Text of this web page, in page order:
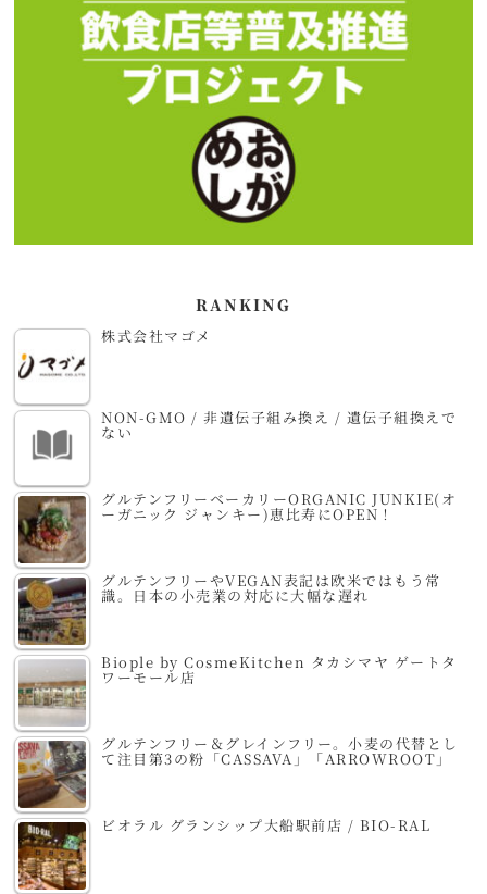
RANKING
株式会社マゴメ
NON-GMO / 非遺伝子組み換え / 遺伝子組換えで
ない
グルテンフリーベーカリーORGANIC JUNKIE(オ
ーガニック ジャンキー)恵比寿にOPEN！
グルテンフリーやVEGAN表記は欧米ではもう常
識。日本の小売業の対応に大幅な遅れ
Biople by CosmeKitchen タカシマヤ ゲートタ
ワーモール店
グルテンフリー＆グレインフリー。小麦の代替とし
て注目第3の粉「CASSAVA」「ARROWROOT」
ビオラル グランシップ大船駅前店 / BIO-RAL